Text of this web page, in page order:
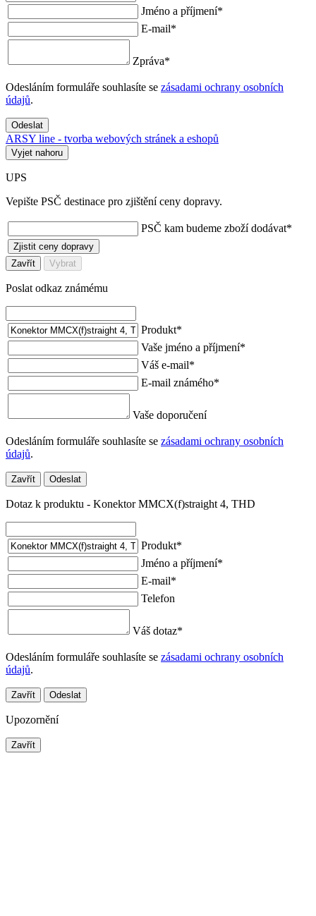
Jméno a příjmení*
E-mail*
Zpráva*
Odesláním formuláře souhlasíte se zásadami ochrany osobních
údajů.
Odeslat
ARSY line - tvorba webových stránek a eshopů
Vyjet nahoru
UPS
Vepište PSČ destinace pro zjištění ceny dopravy.
PSČ kam budeme zboží dodávat*
Zjistit ceny dopravy
Zavřít
Vybrat
Poslat odkaz známému
Produkt*
Vaše jméno a příjmení*
Váš e-mail*
E-mail známého*
Vaše doporučení
Odesláním formuláře souhlasíte se zásadami ochrany osobních
údajů.
Zavřít Odeslat
Dotaz k produktu - Konektor MMCX(f)straight 4, THD
Produkt*
Jméno a příjmení*
E-mail*
Telefon
Váš dotaz*
Odesláním formuláře souhlasíte se zásadami ochrany osobních
údajů.
Zavřít Odeslat
Upozornění
Zavřít